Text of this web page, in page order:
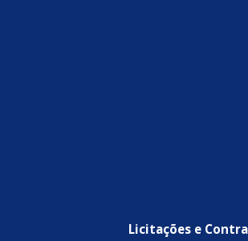
Licitações e